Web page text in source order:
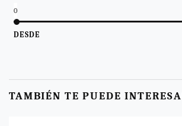
0
DESDE
TAMBIÉN TE PUEDE